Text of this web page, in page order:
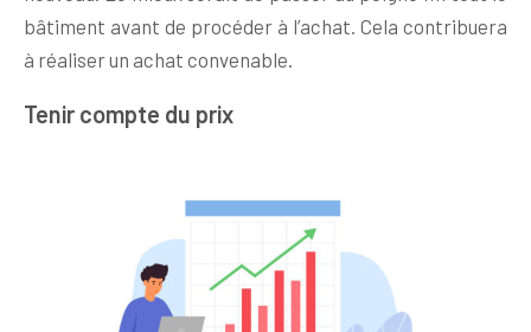
bâtiment avant de procéder à l’achat. Cela contribuera
à réaliser un achat convenable.
Tenir compte du prix